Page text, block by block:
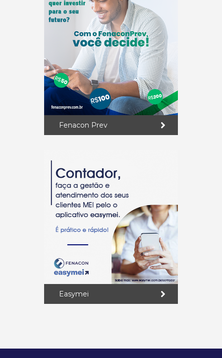
Fenacon Prev
Easymei